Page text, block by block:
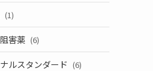
(1)
害薬 (6)
ルスタンダード (6)